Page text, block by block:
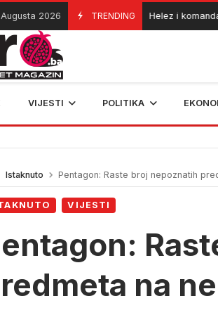
2026 TRENDING
06/08/2026 Helez i komandant
VIJESTI POLITIKA
Istaknuto Pentagon: Raste broj nepoznatih
VIJESTI
na